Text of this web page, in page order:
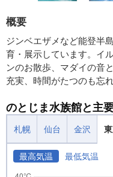
概要
ジンベエザメなど能登半
育・展示しています。イ
ンのお散歩、マダイの音
充実、時間がたつのも忘
のとじま水族館と主
札幌 仙台 金沢
最高気温 最低気温